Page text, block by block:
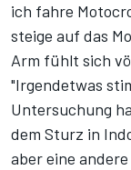
ich fahre
steige auf das
Arm fühlt sich
"Irgendetwas
Untersuchung
dem Sturz in
aber eine